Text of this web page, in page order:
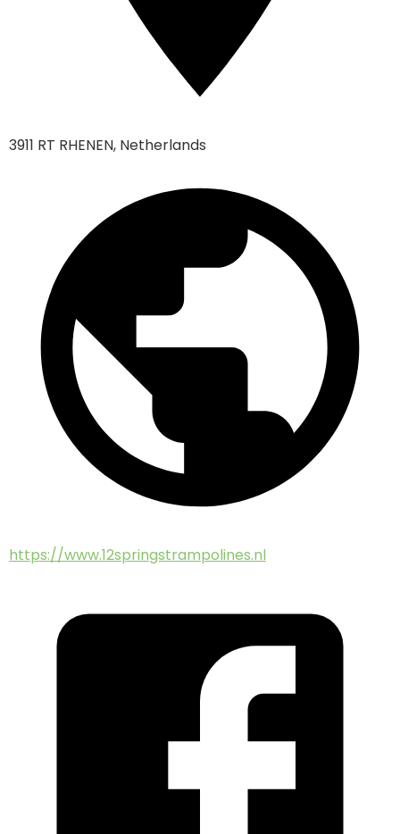
3911 RT RHENEN, Netherlands
https://www.12springstrampolines.nl